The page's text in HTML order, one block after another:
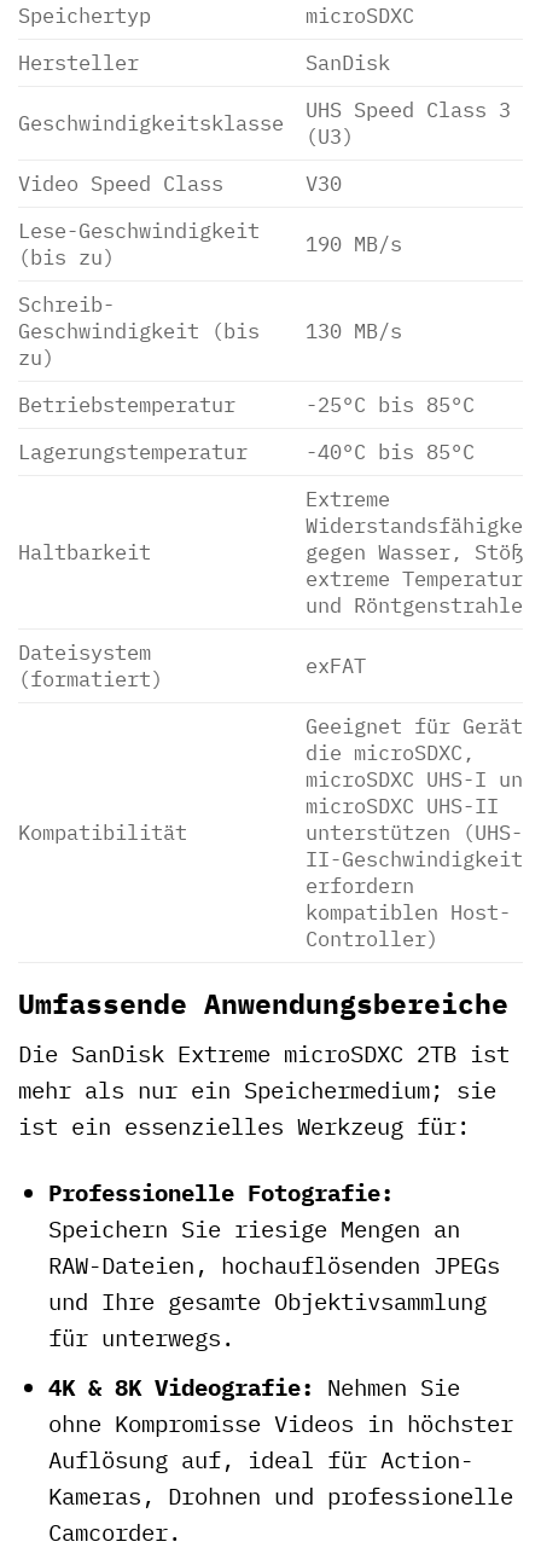
Speichertyp
microSDXC
Hersteller
SanDisk
Geschwindigkeitsklasse
UHS Speed Class 3
(U3)
Video Speed Class
V30
Lese-Geschwindigkeit
(bis zu)
190 MB/s
Schreib-
Geschwindigkeit (bis
zu)
130 MB/s
Betriebstemperatur
-25°C bis 85°C
Lagerungstemperatur
-40°C bis 85°C
Haltbarkeit
Extreme
gegen Wasser,
extreme
und Röntgenstrahlen
Dateisystem
(formatiert)
exFAT
Kompatibilität
Geeignet für
die microSDXC,
microSDXC UHS-I und
microSDXC UHS-II
unterstützen (UHS-
II-
erfordern
kompatiblen Host-
Controller)
Umfassende Anwendungsbereiche
Die SanDisk Extreme microSDXC 2TB ist
mehr als nur ein Speichermedium; sie
ist ein essenzielles Werkzeug für:
Professionelle Fotografie:
Speichern Sie riesige Mengen an
RAW-Dateien, hochauflösenden JPEGs
und Ihre gesamte Objektivsammlung
für unterwegs.
4K & 8K Videografie: Nehmen Sie
ohne Kompromisse Videos in höchster
Auflösung auf, ideal für Action-
Kameras, Drohnen und professionelle
Camcorder.